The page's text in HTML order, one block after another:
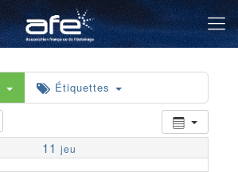
Étiquettes
11 jeu